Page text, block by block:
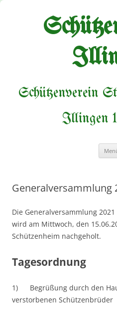
Schützenverein
Illingen
Generalversammlung
Die Generalversammlung
wird am Mittwoch, den
Schützenheim nachgeholt.
Tagesordnung
1) Begrüßung durch den
verstorbenen Schützenbrüder